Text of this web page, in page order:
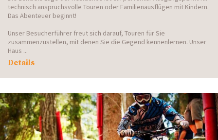
technisch anspruchsvolle Touren oder Familienausflügen mit Kindern.
Das Abenteuer beginnt!
Unser Besucherführer freut sich darauf, Touren für Sie
zusammenzustellen, mit denen Sie die Gegend kennenlernen. Unser
Haus ...
Details